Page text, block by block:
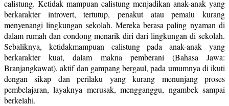
calistung. Ketidak mampuan calistung menjadikan anak-anak yang
berkarakter introvert, tertutup, penakut atau pemalu kurang
menyenangi lingkungan sekolah. Mereka berasa paling nyaman di
dalam rumah dan condong menarik diri dari lingkungan di sekolah.
Sebaliknya, ketidakmampuan calistung pada anak-anak yang
berkarakter kuat, dalam makna pemberani (Bahasa Jawa:
Branjangkawat), aktif dan gampang bergaul, pada umumnya di ikuti
dengan sikap dan perilaku yang kurang menunjang proses
pembelajaran, layaknya merusak, mengganggu, ngambek sampai
berkelahi.